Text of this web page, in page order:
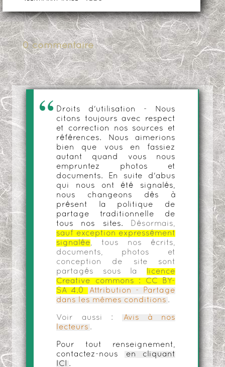
0 commentaire
Droits d'utilisation - Nous
citons toujours avec respect
et correction nos sources et
références. Nous aimerions
bien que vous en fassiez
autant quand vous nous
empruntez photos et
documents. En suite d'abus
qui nous ont été signalés,
nous changeons dès à
présent la politique de
partage traditionnelle de
tous nos sites.
Désormais,
sauf exception expressément
signalée, tous nos écrits,
documents, photos et
conception de site sont
partagés sous la
licence
Creative commons :
CC BY-
SA 4.0
Attribution - Partage
dans les mêmes conditions .
Voir aussi :
Avis à nos
lecteurs .
Pour tout renseignement,
contactez-nous
en cliquant
ICI
.